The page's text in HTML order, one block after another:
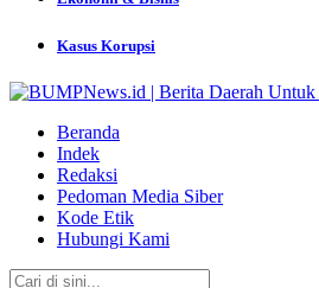
Kasus Korupsi
Beranda
Indek
Redaksi
Pedoman Media Siber
Kode Etik
Hubungi Kami